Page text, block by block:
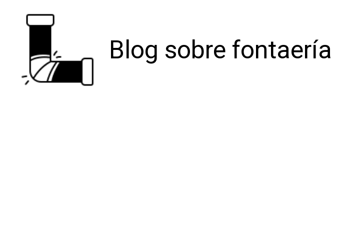
Blog sobre fontaería